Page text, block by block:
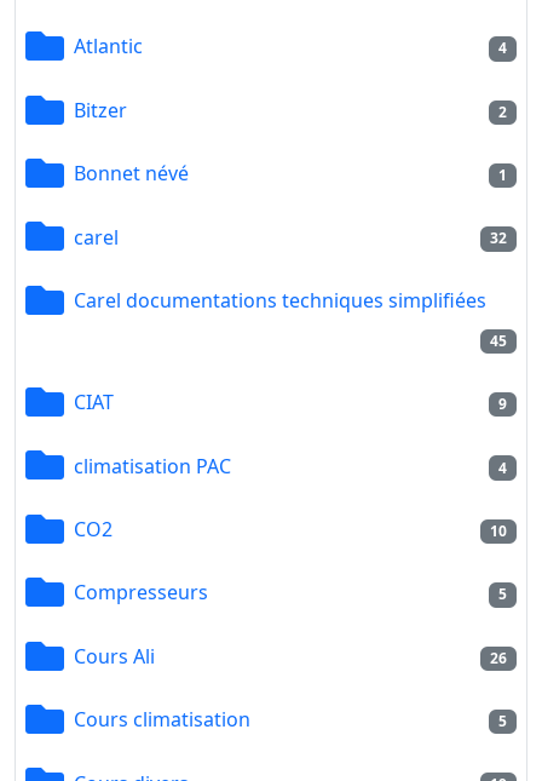
Atlantic 4
Bitzer 2
Bonnet névé 1
carel 32
Carel documentations techniques simplifiées
45
CIAT 9
climatisation PAC 4
CO2 10
Compresseurs 5
Cours Ali 26
Cours climatisation 5